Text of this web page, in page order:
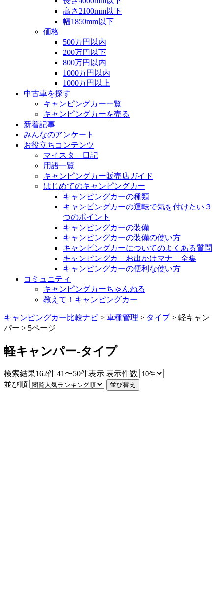
高さ2100mm以下
幅1850mm以下
価格
500万円以内
200万円以下
800万円以内
1000万円以内
1000万円以上
中古車を探す
キャンピングカー一覧
キャンピングカーを売る
新着記事
みんなのアンケート
お役立ちコンテンツ
マイスター日記
用語一覧
キャンピングカー販売店ガイド
はじめてのキャンピングカー
キャンピングカーの種類
キャンピングカーの運転で気を付けたい３
つのポイント
キャンピングカーの装備
キャンピングカーの装備の使い方
キャンピングカーについてのよくある質問
キャンピングカーお出かけマナー全集
キャンピングカーの便利な使い方
コミュニティ
キャンピングカーちゃんねる
教えて！キャンピングカー
キャンピングカー比較ナビ > 車種管理 > タイプ> 軽キャン
パー > 5ページ
軽キャンパー-タイプ
検索結果162件 41〜50件表示 表示件数
並び順
並び替え